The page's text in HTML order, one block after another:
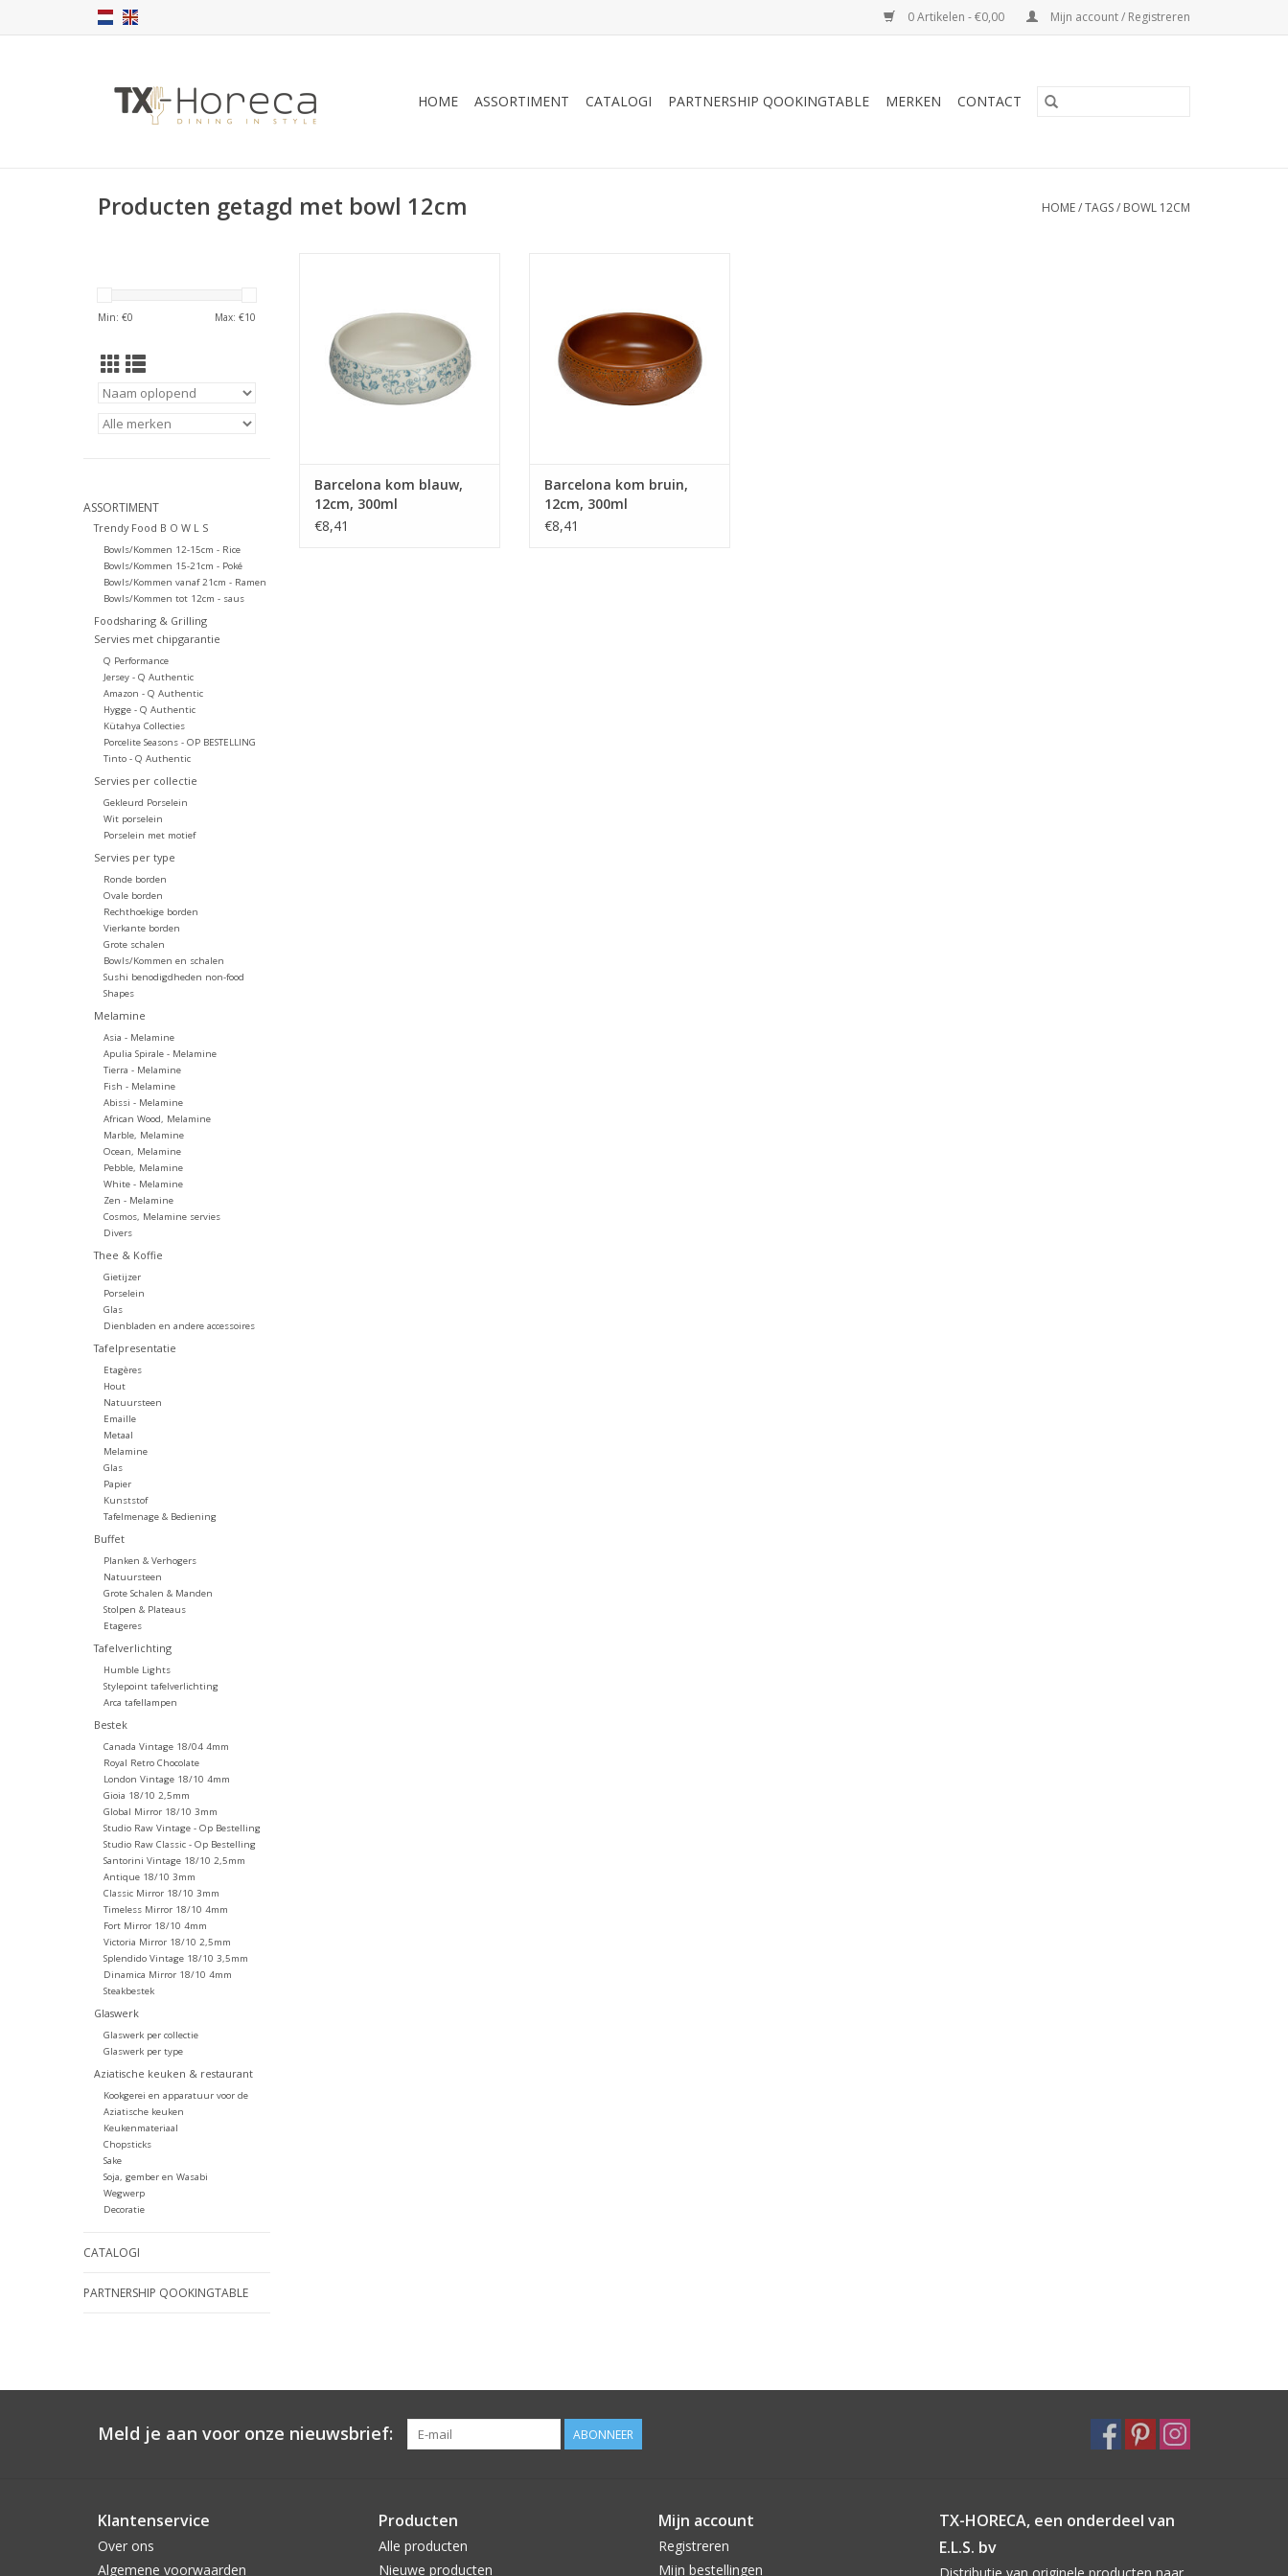
0 Artikelen - €0,00 Mijn account / Registreren
HOME ASSORTIMENT CATALOGI PARTNERSHIP QOOKINGTABLE MERKEN CONTACT
Producten getagd met bowl 12cm HOME/TAGS/ BOWL 12CM
Min: €0 Max: €10
ASSORTIMENT
Trendy Food B O W L S
Bowls/Kommen 12-15cm - Rice
Bowls/Kommen 15-21cm - Poké
Bowls/Kommen vanaf 21cm - Ramen
Bowls/Kommen tot 12cm - saus
Foodsharing & Grilling
Servies met chipgarantie
Q Performance
Jersey - Q Authentic
Amazon - Q Authentic
Hygge - Q Authentic
Kütahya Collecties
Porcelite Seasons - OP BESTELLING
Tinto - Q Authentic
Servies per collectie
Gekleurd Porselein
Wit porselein
Porselein met motief
Servies per type
Ronde borden
Ovale borden
Rechthoekige borden
Vierkante borden
Grote schalen
Bowls/Kommen en schalen
Sushi benodigdheden non-food
Shapes
Melamine
Asia - Melamine
Apulia Spirale - Melamine
Tierra - Melamine
Fish - Melamine
Abissi - Melamine
African Wood, Melamine
Marble, Melamine
Ocean, Melamine
Pebble, Melamine
White - Melamine
Zen - Melamine
Cosmos, Melamine servies
Divers
Thee & Koffie
Gietijzer
Porselein
Glas
Dienbladen en andere accessoires
Tafelpresentatie
Etagères
Hout
Natuursteen
Emaille
Metaal
Melamine
Glas
Papier
Kunststof
Tafelmenage & Bediening
Buffet
Planken & Verhogers
Natuursteen
Grote Schalen & Manden
Stolpen & Plateaus
Etageres
Tafelverlichting
Humble Lights
Stylepoint tafelverlichting
Arca tafellampen
Bestek
Canada Vintage 18/04 4mm
Royal Retro Chocolate
London Vintage 18/10 4mm
Gioia 18/10 2,5mm
Global Mirror 18/10 3mm
Studio Raw Vintage - Op Bestelling
Studio Raw Classic - Op Bestelling
Santorini Vintage 18/10 2,5mm
Antique 18/10 3mm
Classic Mirror 18/10 3mm
Timeless Mirror 18/10 4mm
Fort Mirror 18/10 4mm
Victoria Mirror 18/10 2,5mm
Splendido Vintage 18/10 3,5mm
Dinamica Mirror 18/10 4mm
Steakbestek
Glaswerk
Glaswerk per collectie
Glaswerk per type
Aziatische keuken & restaurant
Kookgerei en apparatuur voor de
Aziatische keuken
Keukenmateriaal
Chopsticks
Sake
Soja, gember en Wasabi
Wegwerp
Decoratie
CATALOGI
PARTNERSHIP QOOKINGTABLE
TOEVOEGEN AAN WINKELWAGEN
Barcelona kom blauw,
12cm, 300ml
€8,41
TOEVOEGEN AAN WINKELWAGEN
Barcelona kom bruin,
12cm, 300ml
€8,41
Meld je aan voor onze nieuwsbrief: ABONNEER
Klantenservice
Over ons
Algemene voorwaarden
Producten
Alle producten
Nieuwe producten
Mijn account
Registreren
Mijn bestellingen
TX-HORECA, een onderdeel van
E.L.S. bv